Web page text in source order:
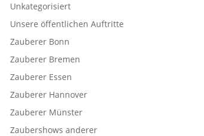
Unkategorisiert
Unsere öffentlichen Auftritte
Zauberer Bonn
Zauberer Bremen
Zauberer Essen
Zauberer Hannover
Zauberer Münster
Zaubershows anderer